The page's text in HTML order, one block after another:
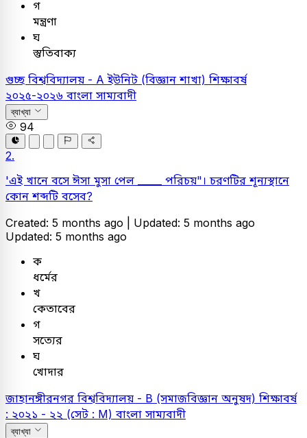
গ
মন্ত্রণা
ঘ
স্তুতিবাক্য
গুচ্ছ বিশ্ববিদ্যালয় - A ইউনিট (বিজ্ঞান শাখা) শিক্ষাবর্ষ
২০২৫-২০২৬ বাংলা সাম্যবাদী
ব্যাখ্যা
94
2.
'এই খানে বসে ঈসা মুসা পেল _____ পরিচয়"। চরণটির শূন্যস্থানে
কোন শব্দটি বসেব?
Created: 5 months ago | Updated: 5 months ago
Updated: 5 months ago
ক
ধর্মের
খ
কেতাবের
গ
সত্যের
ঘ
খোদার
জাহানঙ্গীরনগর বিশ্ববিদ্যালয় - B (সমাজবিজ্ঞান অনুষদ) শিক্ষাবর্ষ
: ২০২১ - ২২ (সেট : M) বাংলা সাম্যবাদী
ব্যাখ্যা